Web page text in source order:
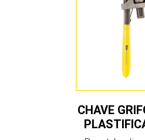
CHAVE